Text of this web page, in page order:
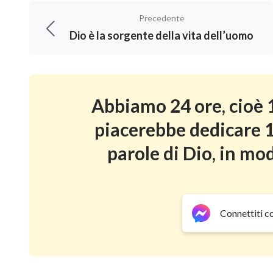
saranno condannati. Tuttavia, quando gli
conoscere l’opera del Dio incarnato, e
nutrire molteplici concezioni su Dio e non
allora anche se non causano problemi
se tali concezioni non vengono
all’opera di Dio. Essi non sono in grado di
sono in grado di liberarsi dalle loro
parole, non è raro che i neofiti della fede
Precedente
Dio è la sorgente della vita dell’uomo
Abbiamo 24 ore,
piacerebbe dedicare
parole di Dio, in
Connettiti